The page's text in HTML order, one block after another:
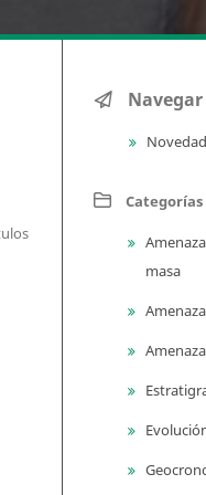
Navegar
Categorías
masa